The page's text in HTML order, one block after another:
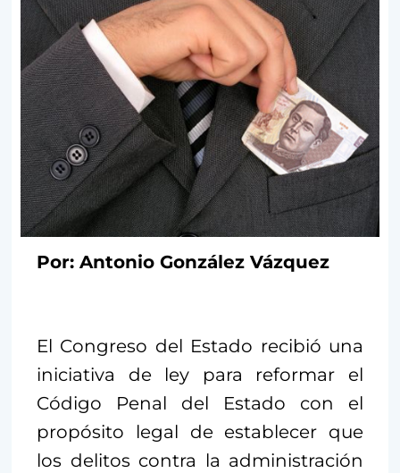
Por: Antonio González Vázquez
El Congreso del Estado recibió una
iniciativa de ley para reformar el
Código Penal del Estado con el
propósito legal de establecer que
los delitos contra la administración